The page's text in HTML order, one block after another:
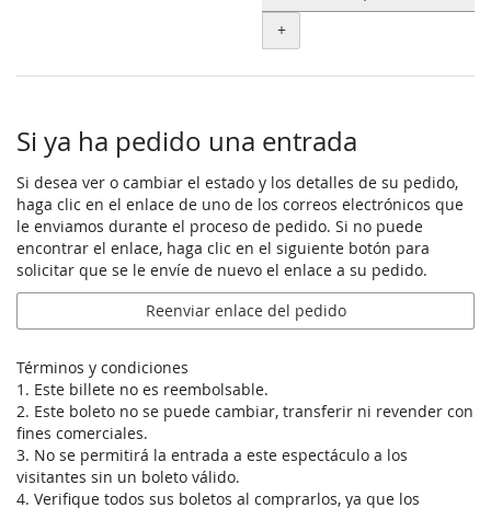
+
Si ya ha pedido una entrada
Si desea ver o cambiar el estado y los detalles de su pedido,
haga clic en el enlace de uno de los correos electrónicos que
le enviamos durante el proceso de pedido. Si no puede
encontrar el enlace, haga clic en el siguiente botón para
solicitar que se le envíe de nuevo el enlace a su pedido.
Reenviar enlace del pedido
Términos y condiciones
1. Este billete no es reembolsable.
2. Este boleto no se puede cambiar, transferir ni revender con
fines comerciales.
3. No se permitirá la entrada a este espectáculo a los
visitantes sin un boleto válido.
4. Verifique todos sus boletos al comprarlos, ya que los